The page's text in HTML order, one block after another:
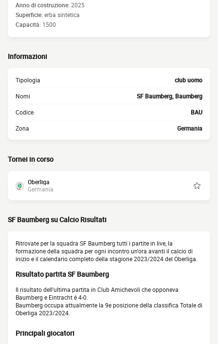
Anno di costruzione:2025
Superficie:erba sintetica
Capacità: 1500
Informazioni
Tipologia club uomo
Nomi SF Baumberg, Baumberg
Codice BAU
Zona Germania
Tornei in corso
Oberliga
Germania
SF Baumberg su Calcio Risultati
Ritrovate per la squadra SF Baumberg tutti i partite in live, la
formazione della squadra per ogni incontro un'ora avanti il calcio di
inizio e il calendario completo della stagione 2023/2024 del Oberliga.
Risultato partita SF Baumberg
Il risultato dell'ultima partita in Club Amichevoli che opponeva
Baumberg e Eintracht è 4-0.
Baumberg occupa attualmente la 9e posizione della classifica Totale di
Oberliga 2023/2024.
Principali giocatori